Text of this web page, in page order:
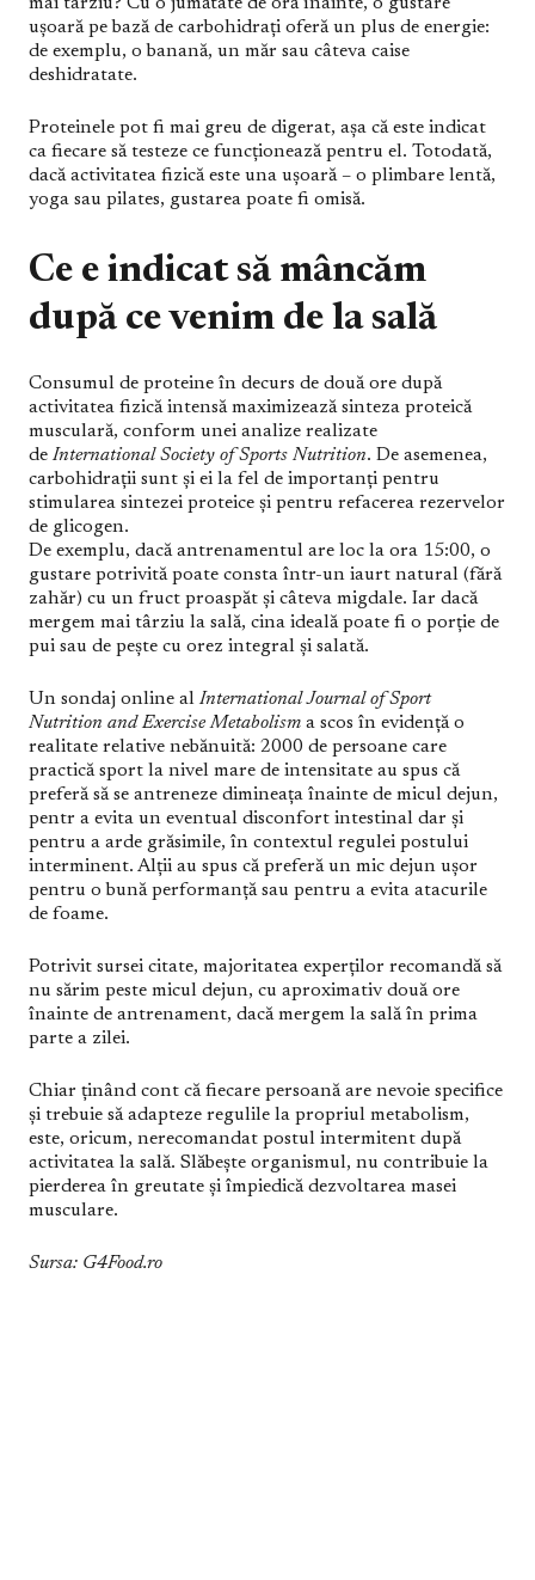
ușoară pe bază de carbohidrați oferă un plus de energie:
de exemplu, o banană, un măr sau câteva caise
deshidratate.
Proteinele pot fi mai greu de digerat, așa că este indicat
ca fiecare să testeze ce funcționează pentru el. Totodată,
dacă activitatea fizică este una ușoară – o plimbare lentă,
yoga sau pilates, gustarea poate fi omisă.
Ce e indicat să mâncăm
după ce venim de la sală
Consumul de proteine în decurs de două ore după
activitatea fizică intensă maximizează sinteza proteică
musculară, conform unei analize realizate
de International Society of Sports Nutrition. De asemenea,
carbohidrații sunt și ei la fel de importanți pentru
stimularea sintezei proteice și pentru refacerea rezervelor
de glicogen.
De exemplu, dacă antrenamentul are loc la ora 15:00, o
gustare potrivită poate consta într-un iaurt natural (fără
zahăr) cu un fruct proaspăt și câteva migdale. Iar dacă
mergem mai târziu la sală, cina ideală poate fi o porție de
pui sau de pește cu orez integral și salată.
Un sondaj online al International Journal of Sport
Nutrition and Exercise Metabolism a scos în evidență o
realitate relative nebănuită: 2000 de persoane care
practică sport la nivel mare de intensitate au spus că
preferă să se antreneze dimineața înainte de micul dejun,
pentr a evita un eventual disconfort intestinal dar și
pentru a arde grăsimile, în contextul regulei postului
interminent. Alții au spus că preferă un mic dejun ușor
pentru o bună performanță sau pentru a evita atacurile
de foame.
Potrivit sursei citate, majoritatea experților recomandă să
nu sărim peste micul dejun, cu aproximativ două ore
înainte de antrenament, dacă mergem la sală în prima
parte a zilei.
Chiar ținând cont că fiecare persoană are nevoie specifice
și trebuie să adapteze regulile la propriul metabolism,
este, oricum, nerecomandat postul intermitent după
activitatea la sală. Slăbește organismul, nu contribuie la
pierderea în greutate și împiedică dezvoltarea masei
musculare.
Sursa: G4Food.ro